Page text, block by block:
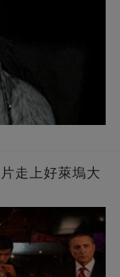
走上好萊塢大